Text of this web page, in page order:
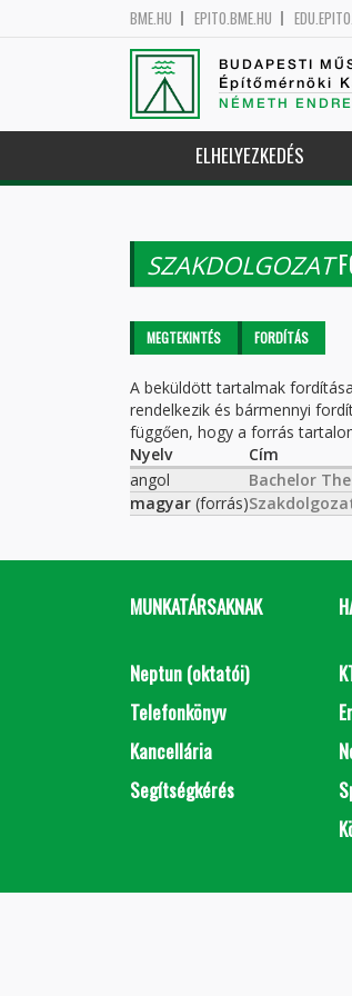
BME.HU EPITO.BME.HU
BUDAPESTI
Építőmérnöki
NÉMETH
ELHELYEZKEDÉS
SZAKDOLGOZAT
Elsődleges fülek
MEGTEKINTÉS FORDÍTÁS
A beküldött tartalmak
rendelkezik és bármennyi
függően, hogy a forrás
Nyelv
Cím
angol
Bachelor
magyar (forrás)
MUNKATÁRSAKNAK
Neptun (oktatói)
Telefonkönyv
Kancellária
Segítségkérés